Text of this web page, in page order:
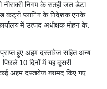
नीरावरी निगम के सतही जल डेटा
कंट्री प्लानिंग के निदेशक एनके
में उत्पाद अधीक्षक मोहन के.
प्राप्त हुए अहम दस्तावेज सहित अन्य
10 दिनों में यह दूसरी
कई अहम दस्तावेज बरामद किए गए